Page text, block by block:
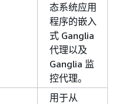
态系统应用
程序的嵌入
式 Ganglia
代理以及
Ganglia 监
控代理。
用于从